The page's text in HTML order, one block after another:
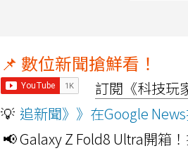
📌 數位新聞搶鮮看！
訂閱《科技玩
💡 追新聞》》在Google
📢 Galaxy Z Fold8 Ultra開箱